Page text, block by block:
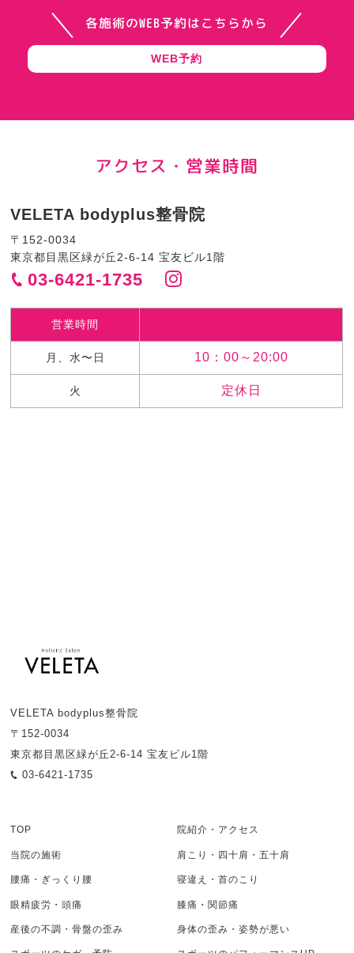
各施術のWEB予約はこちらから
WEB予約
アクセス・営業時間
VELETA bodyplus整骨院
〒152-0034
東京都目黒区緑が丘2-6-14 宝友ビル1階
03-6421-1735
営業時間
月、水〜日 10：00～20:00
火 定休日
VELETA bodyplus整骨院
〒152-0034
東京都目黒区緑が丘2-6-14 宝友ビル1階
03-6421-1735
TOP 院紹介・アクセス
当院の施術 肩こり・四十肩・五十肩
腰痛・ぎっくり腰 寝違え・首のこり
眼精疲労・頭痛 膝痛・関節痛
産後の不調・骨盤の歪み 身体の歪み・姿勢が悪い